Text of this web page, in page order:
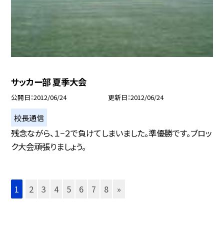
サッカー部 夏季大会
公開日 2012/06/24 更新日 2012/06/24
校長通信
残念ながら、１−２で負けてしまいました。準優勝です。ブロッ
ク大会頑張りましょう。
1 2 3 4 5 6 7 8 »